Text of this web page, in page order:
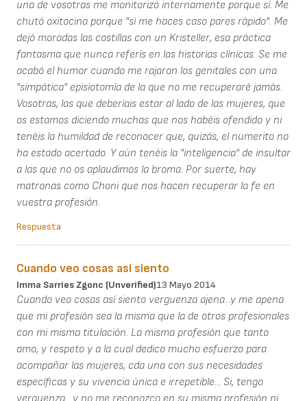
una de vosotras me monitorizó internamente porque sí. Me
chutó oxitocina porque "si me haces caso pares rápido". Me
dejó moradas las costillas con un Kristeller, esa práctica
fantasma que nunca referís en las historias clínicas. Se me
acabó el humor cuando me rajaron los genitales con una
"simpática" episiotomía de la que no me recuperaré jamás.
Vosotras, las que deberíais estar al lado de las mujeres, que
os estamos diciendo muchas que nos habéis ofendido y ni
tenéis la humildad de reconocer que, quizás, el numerito no
ha estado acertado. Y aún tenéis la "inteligencia" de insultar
a las que no os aplaudimos la broma. Por suerte, hay
matronas como Choni que nos hacen recuperar la fe en
vuestra profesión.
Respuesta
Cuando veo cosas así siento
Imma Sarries Zgonc (unverified)13 Mayo 2014
Cuando veo cosas así siento verguenza ajena...y me apena
que mi profesión sea la misma que la de otros profesionales
con mi misma titulación. La misma profesión que tanto
amo, y respeto y a la cual dedico mucho esfuerzo para
acompañar las mujeres, cda una con sus necesidades
específicas y su vivencia única e irrepetible... Si, tengo